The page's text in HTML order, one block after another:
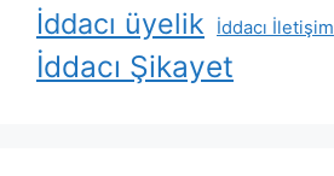
İddacı üyelik İddacı İletişim
İddacı Şikayet